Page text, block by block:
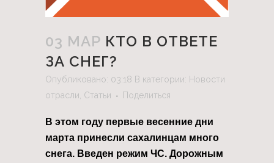
03 МАР КТО В ОТВЕТЕ
ЗА СНЕГ?
Опубликовано: 03:18 В категории: Новости
отрасли Статьи Поделиться
В этом году первые весенние дни
марта принесли сахалинцам много
снега. Введен режим ЧС. Дорожным